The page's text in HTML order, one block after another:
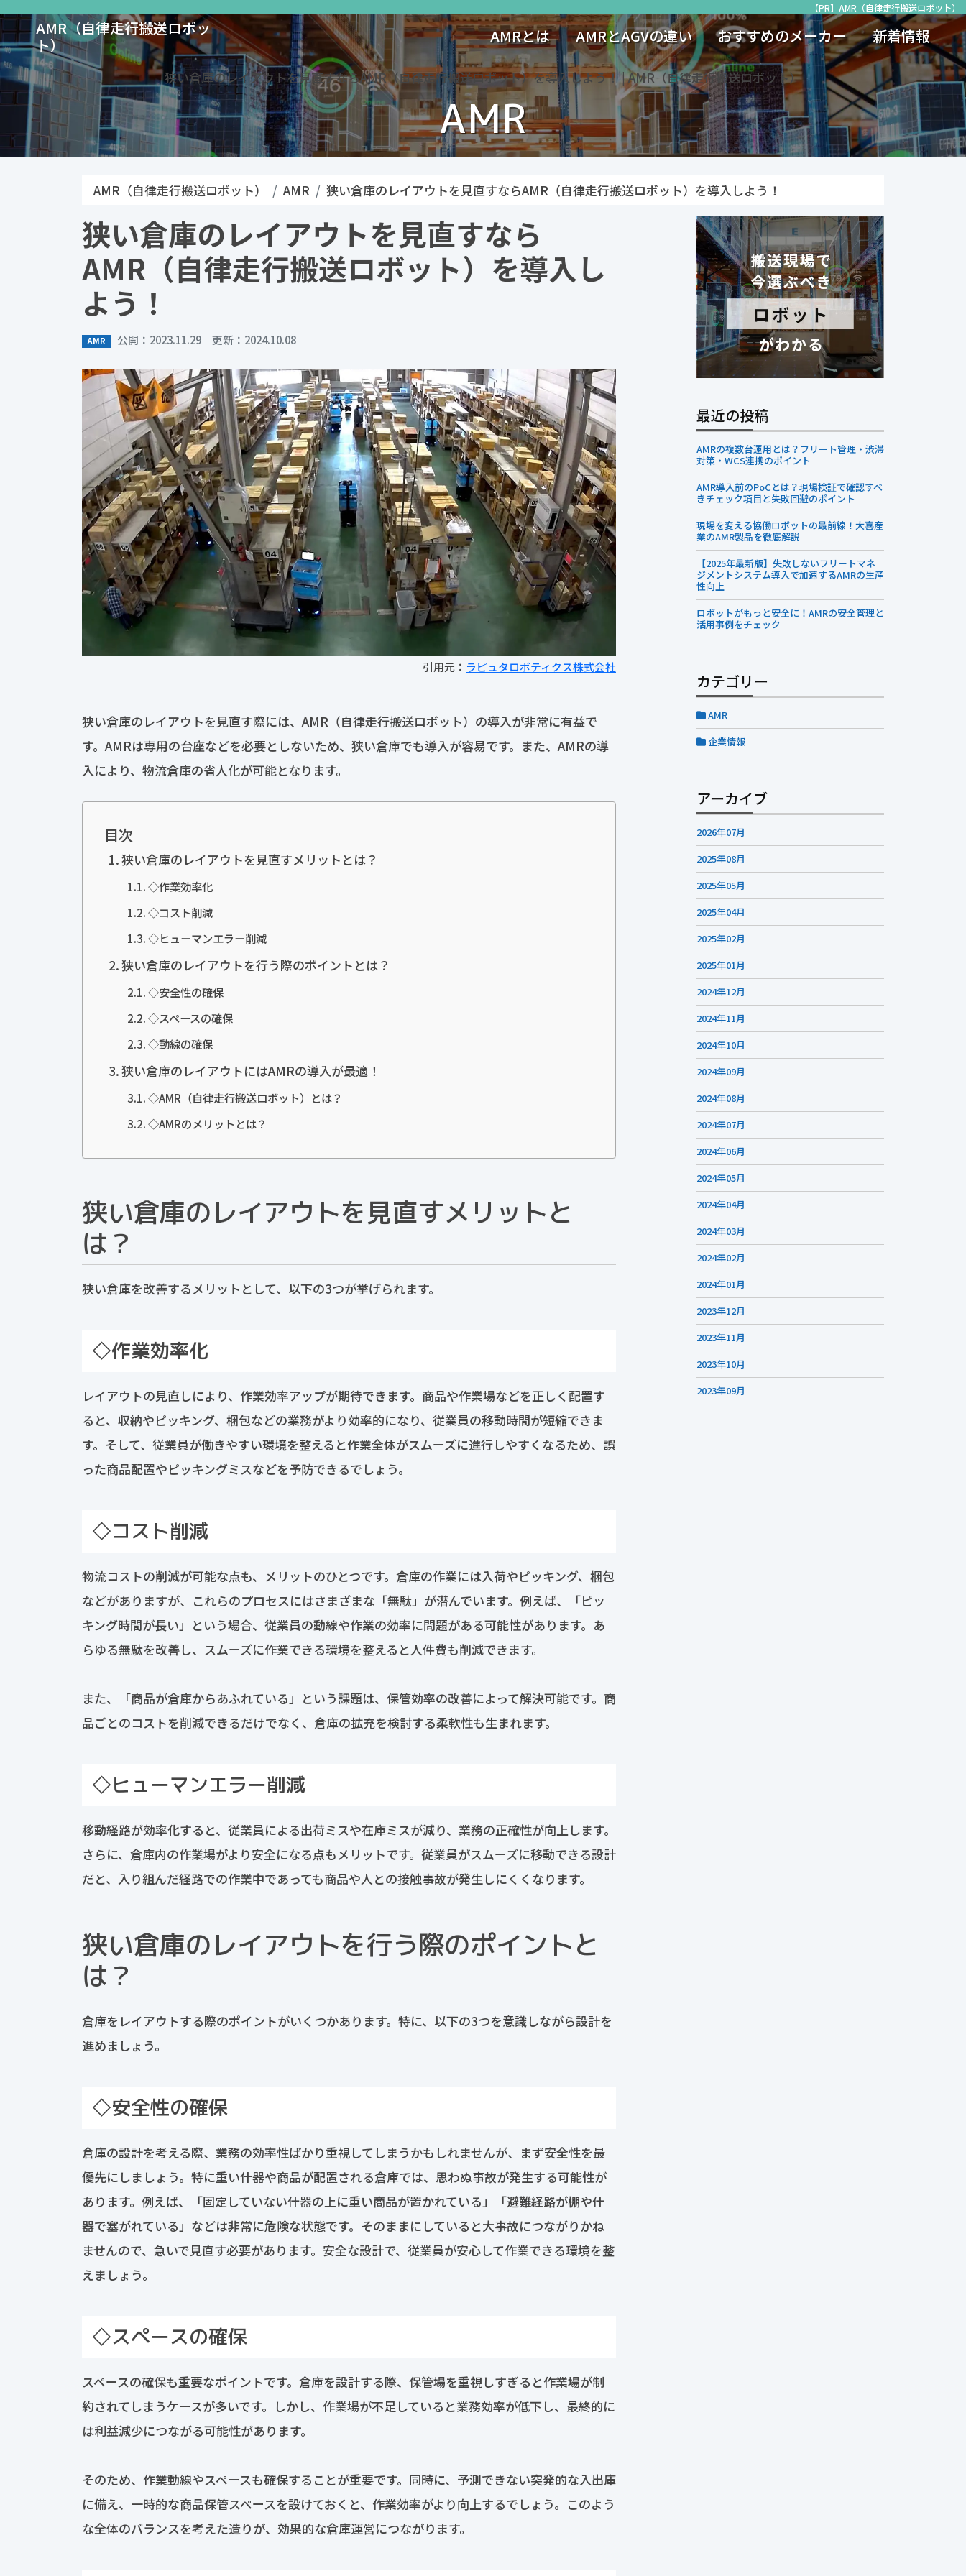
【PR】AMR（自律走行搬送ロボット）
AMR（自律走行搬送ロボッ
ト）
AMRとは AMRとAGVの違い おすすめのメーカー 新着情報
狭い倉庫のレイアウトを見直すならAMR（自律走行搬送ロボット）を導入しよう！ | AMR（自律走行搬送ロボット）
AMR
AMR（自律走行搬送ロボット） AMR 狭い倉庫のレイアウトを見直すならAMR（自律走行搬送ロボット）を導入しよう！
狭い倉庫のレイアウトを見直すなら
AMR（自律走行搬送ロボット）を導入し
よう！
AMR 公開：2023.11.29 更新：2024.10.08
引用元： ラピュタロボティクス株式会社
狭い倉庫のレイアウトを見直す際には、AMR（自律走行搬送ロボット）の導入が非常に有益で
す。AMRは専用の台座などを必要としないため、狭い倉庫でも導入が容易です。また、AMRの導
入により、物流倉庫の省人化が可能となります。
目次
狭い倉庫のレイアウトを見直すメリットとは？
◇作業効率化
◇コスト削減
◇ヒューマンエラー削減
狭い倉庫のレイアウトを行う際のポイントとは？
◇安全性の確保
◇スペースの確保
◇動線の確保
狭い倉庫のレイアウトにはAMRの導入が最適！
◇AMR（自律走行搬送ロボット）とは？
◇AMRのメリットとは？
狭い倉庫のレイアウトを見直すメリットと
は？
狭い倉庫を改善するメリットとして、以下の3つが挙げられます。
◇作業効率化
レイアウトの見直しにより、作業効率アップが期待できます。商品や作業場などを正しく配置す
ると、収納やピッキング、梱包などの業務がより効率的になり、従業員の移動時間が短縮できま
す。そして、従業員が働きやすい環境を整えると作業全体がスムーズに進行しやすくなるため、誤
った商品配置やピッキングミスなどを予防できるでしょう。
◇コスト削減
物流コストの削減が可能な点も、メリットのひとつです。倉庫の作業には入荷やピッキング、梱包
などがありますが、これらのプロセスにはさまざまな「無駄」が潜んでいます。例えば、「ピッ
キング時間が長い」という場合、従業員の動線や作業の効率に問題がある可能性があります。あ
らゆる無駄を改善し、スムーズに作業できる環境を整えると人件費も削減できます。
また、「商品が倉庫からあふれている」という課題は、保管効率の改善によって解決可能です。商
品ごとのコストを削減できるだけでなく、倉庫の拡充を検討する柔軟性も生まれます。
◇ヒューマンエラー削減
移動経路が効率化すると、従業員による出荷ミスや在庫ミスが減り、業務の正確性が向上します。
さらに、倉庫内の作業場がより安全になる点もメリットです。従業員がスムーズに移動できる設計
だと、入り組んだ経路での作業中であっても商品や人との接触事故が発生しにくくなります。
狭い倉庫のレイアウトを行う際のポイントと
は？
倉庫をレイアウトする際のポイントがいくつかあります。特に、以下の3つを意識しながら設計を
進めましょう。
◇安全性の確保
倉庫の設計を考える際、業務の効率性ばかり重視してしまうかもしれませんが、まず安全性を最
優先にしましょう。特に重い什器や商品が配置される倉庫では、思わぬ事故が発生する可能性が
あります。例えば、「固定していない什器の上に重い商品が置かれている」「避難経路が棚や什
器で塞がれている」などは非常に危険な状態です。そのままにしていると大事故につながりかね
ませんので、急いで見直す必要があります。安全な設計で、従業員が安心して作業できる環境を整
えましょう。
◇スペースの確保
スペースの確保も重要なポイントです。倉庫を設計する際、保管場を重視しすぎると作業場が制
約されてしまうケースが多いです。しかし、作業場が不足していると業務効率が低下し、最終的に
は利益減少につながる可能性があります。
そのため、作業動線やスペースも確保することが重要です。同時に、予測できない突発的な入出庫
に備え、一時的な商品保管スペースを設けておくと、作業効率がより向上するでしょう。このよう
な全体のバランスを考えた造りが、効果的な倉庫運営につながります。
最近の投稿
AMRの複数台運用とは？フリート管理・渋滞
対策・WCS連携のポイント
AMR導入前のPoCとは？現場検証で確認すべ
きチェック項目と失敗回避のポイント
現場を変える協働ロボットの最前線！大喜産
業のAMR製品を徹底解説
【2025年最新版】失敗しないフリートマネ
ジメントシステム導入で加速するAMRの生産
性向上
ロボットがもっと安全に！AMRの安全管理と
活用事例をチェック
カテゴリー
AMR
企業情報
アーカイブ
2026年07月
2025年08月
2025年05月
2025年04月
2025年02月
2025年01月
2024年12月
2024年11月
2024年10月
2024年09月
2024年08月
2024年07月
2024年06月
2024年05月
2024年04月
2024年03月
2024年02月
2024年01月
2023年12月
2023年11月
2023年10月
2023年09月